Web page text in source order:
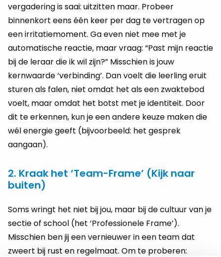
vergadering is saai: uitzitten maar. Probeer
binnenkort eens één keer per dag te vertragen op
een irritatiemoment. Ga even niet mee met je
automatische reactie, maar vraag: “Past mijn reactie
bij de leraar die ik wil zijn?” Misschien is jouw
kernwaarde ‘verbinding’. Dan voelt die leerling eruit
sturen als falen, niet omdat het als een zwaktebod
voelt, maar omdat het botst met je identiteit. Door
dit te erkennen, kun je een andere keuze maken die
wél energie geeft (bijvoorbeeld: het gesprek
aangaan).
2. Kraak het ‘Team-Frame’ (Kijk naar
buiten)
Soms wringt het niet bij jou, maar bij de cultuur van je
sectie of school (het ‘Professionele Frame’).
Misschien ben jij een vernieuwer in een team dat
zweert bij rust en regelmaat. Om te proberen: